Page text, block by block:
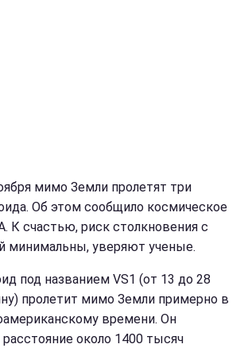
мимо Земли пролетят три
Об этом сообщило космическое
К счастью, риск столкновения с
минимальны, уверяют ученые.
под названием VS1 (от 13 до 28
пролетит мимо Земли примерно в
времени. Он
расстояние около 1400 тысяч